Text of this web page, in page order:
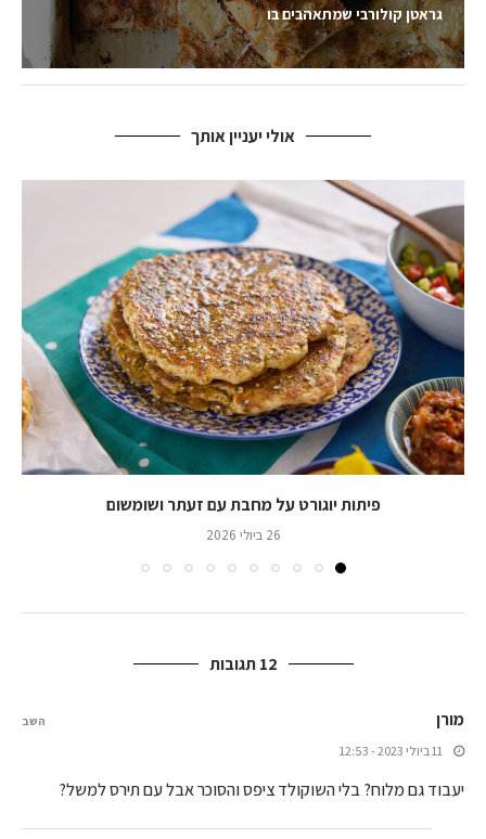
גראטן קולורבי שמתאהבים בו
אולי יעניין אותך
פיתות יוגורט על מחבת עם זעתר ושומשום
26 ביולי 2026
12 תגובות
מורן
11 ביולי 2023 - 12:53
יעבוד גם מלוח? בלי השוקולד ציפס והסוכר אבל עם תירס למשל?
השב